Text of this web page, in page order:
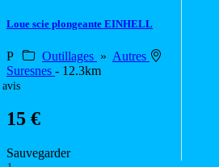
Loue scie plongeante EINHELL
P Outillages » Autres
Suresnes - 12.3km
avis
15 €
Sauvegarder